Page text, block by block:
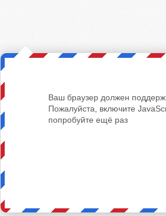
Ваш браузер должен
Пожалуйста, включите
попробуйте ещё раз